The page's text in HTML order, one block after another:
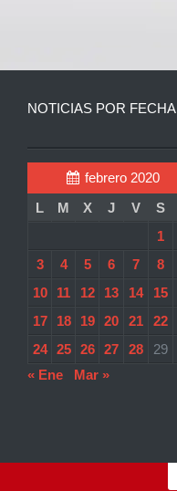
NOTICIAS POR FECHA
febrero 2020
L
M X J V S
1
3
4 5 6 7 8
10
11 12 13 14 15
17
18 19 20 21 22
24
25 26 27 28
29
« Ene
Mar »